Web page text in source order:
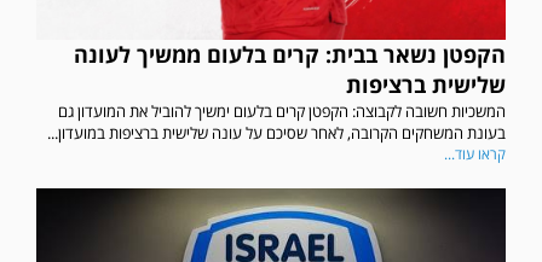
הקפטן נשאר בבית: קרים בלעום ממשיך לעונה
שלישית ברציפות
המשכיות חשובה לקבוצה: הקפטן קרים בלעום ימשיך להוביל את המועדון גם
בעונת המשחקים הקרובה, לאחר שסיכם על עונה שלישית ברציפות במועדון...
קראו עוד...